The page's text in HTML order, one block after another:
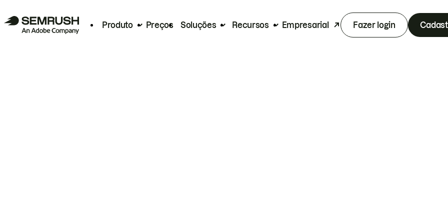
Produto Preços Soluções Recursos Empresarial Fazer login